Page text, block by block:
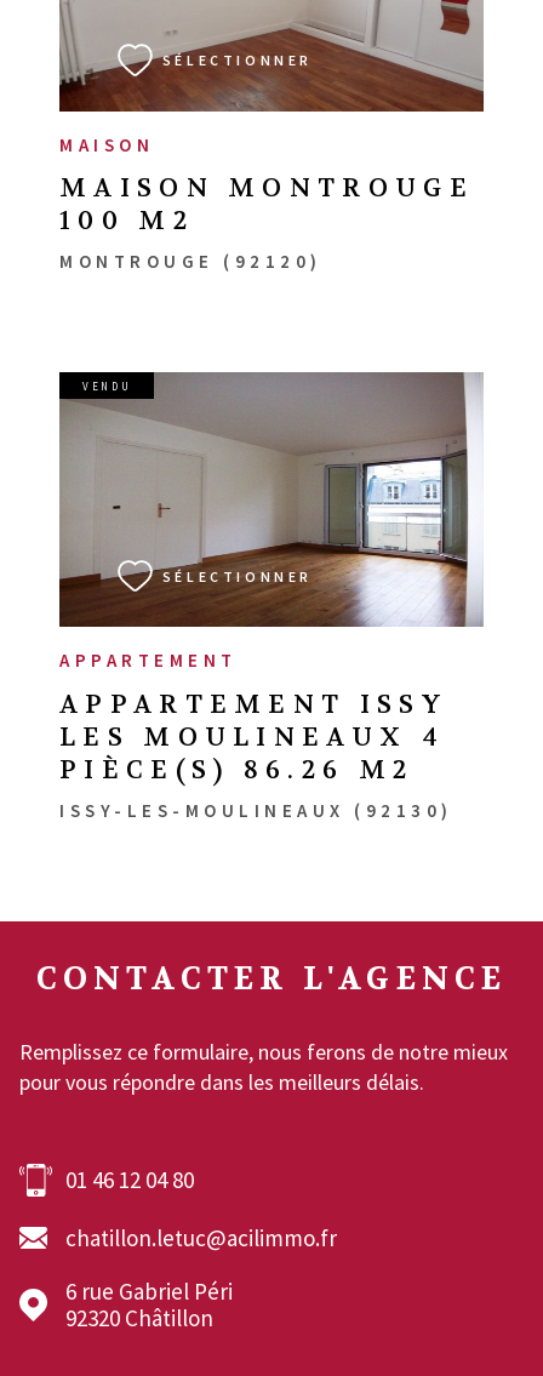
MAISON
MAISON MONTROUGE
100 M2
MONTROUGE (92120)
SÉLECTIONNER
APPARTEMENT
APPARTEMENT ISSY
LES MOULINEAUX 4
PIÈCE(S) 86.26 M2
ISSY-LES-MOULINEAUX (92130)
VENDU
SÉLECTIONNER
CONTACTER L'AGENCE
Remplissez ce formulaire, nous ferons de notre mieux
pour vous répondre dans les meilleurs délais.
01 46 12 04 80
chatillon.letuc@acilimmo.fr
6 rue Gabriel Péri
92320
Châtillon